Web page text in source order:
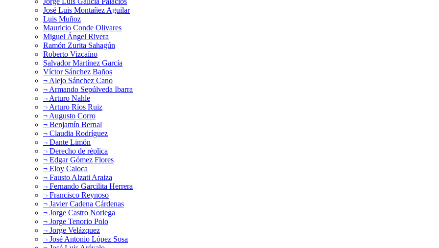
José Luis Montañez Aguilar
Luis Muñoz
Mauricio Conde Olivares
Miguel Ángel Rivera
Ramón Zurita Sahagún
Roberto Vizcaíno
Salvador Martínez García
Víctor Sánchez Baños
¬ Alejo Sánchez Cano
¬ Armando Sepúlveda Ibarra
¬ Arturo Nahle
¬ Arturo Ríos Ruiz
¬ Augusto Corro
¬ Benjamín Bernal
¬ Claudia Rodríguez
¬ Dante Limón
¬ Derecho de réplica
¬ Edgar Gómez Flores
¬ Eloy Caloca
¬ Fausto Alzati Araiza
¬ Fernando Garcilita Herrera
¬ Francisco Reynoso
¬ Javier Cadena Cárdenas
¬ Jorge Castro Noriega
¬ Jorge Tenorio Polo
¬ Jorge Velázquez
¬ José Antonio López Sosa